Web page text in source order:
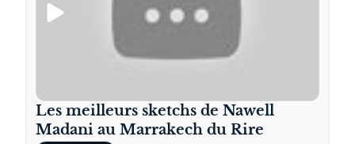
Les meilleurs sketchs de Nawell
Madani au Marrakech du Rire